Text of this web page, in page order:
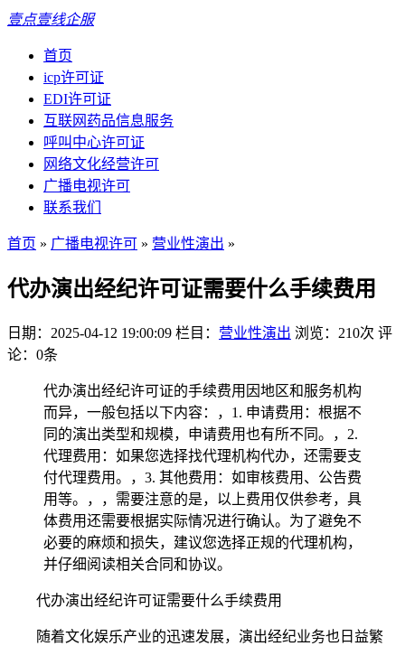
壹点壹线企服
首页
icp许可证
EDI许可证
互联网药品信息服务
呼叫中心许可证
网络文化经营许可
广播电视许可
联系我们
首页 » 广播电视许可 » 营业性演出 »
代办演出经纪许可证需要什么手续费用
日期：2025-04-12 19:00:09 栏目： 营业性演出 浏览：210次 评
论：0条
代办演出经纪许可证的手续费用因地区和服务机构
而异，一般包括以下内容：，1. 申请费用：根据不
同的演出类型和规模，申请费用也有所不同。，2.
代理费用：如果您选择找代理机构代办，还需要支
付代理费用。，3. 其他费用：如审核费用、公告费
用等。，，需要注意的是，以上费用仅供参考，具
体费用还需要根据实际情况进行确认。为了避免不
必要的麻烦和损失，建议您选择正规的代理机构，
并仔细阅读相关合同和协议。
代办演出经纪许可证需要什么手续费用
随着文化娱乐产业的迅速发展，演出经纪业务也日益繁